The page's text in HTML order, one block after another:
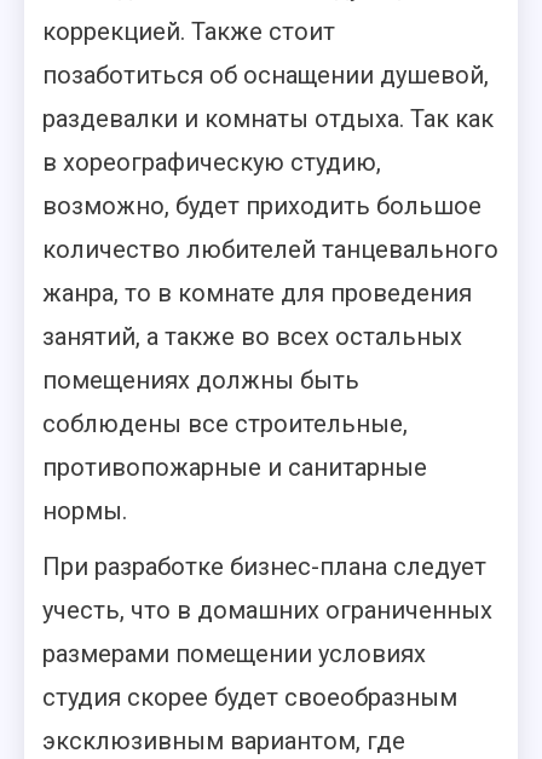
коррекцией. Также стоит
позаботиться об оснащении душевой,
раздевалки и комнаты отдыха. Так как
в хореографическую студию,
возможно, будет приходить большое
количество любителей танцевального
жанра, то в комнате для проведения
занятий, а также во всех остальных
помещениях должны быть
соблюдены все строительные,
противопожарные и санитарные
нормы.
При разработке бизнес-плана следует
учесть, что в домашних ограниченных
размерами помещении условиях
студия скорее будет своеобразным
эксклюзивным вариантом, где